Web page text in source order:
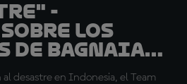
-
los
de Bagnaia
desastre en Indonesia, el Team